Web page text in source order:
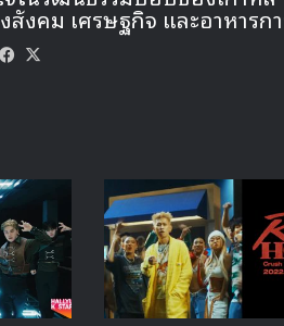
สังคม เศรษฐกิจ และอาหารก
WebsiteFacebook